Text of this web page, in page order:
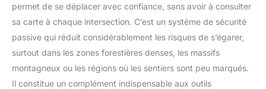
permet de se déplacer avec confiance, sans avoir à consulter
sa carte à chaque intersection. C’est un système de sécurité
passive qui réduit considérablement les risques de s’égarer,
surtout dans les zones forestières denses, les massifs
montagneux ou les régions où les sentiers sont peu marqués.
Il constitue un complément indispensable aux outils